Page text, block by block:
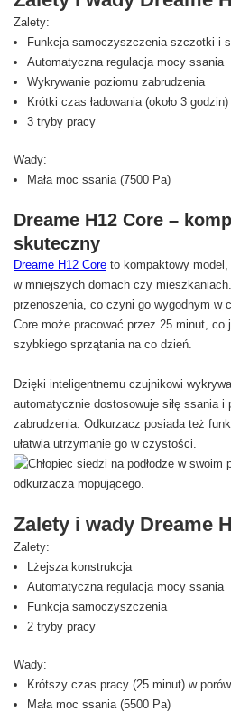
Zalety:
Funkcja samoczyszczenia szczotki i
Automatyczna regulacja mocy ssania
Wykrywanie poziomu zabrudzenia
Krótki czas ładowania (około 3 godzin)
3 tryby pracy
Wady:
Mała moc ssania (7500 Pa)
Dreame H12 Core –
skuteczny
Dreame H12 Core to kompaktowy
w mniejszych domach czy
przenoszenia, co czyni go wygodnym w
Core może pracować przez 25 minut, co
szybkiego sprzątania na co dzień.
Dzięki inteligentnemu czujnikowi
automatycznie dostosowuje siłę ssania i
zabrudzenia. Odkurzacz posiada też
ułatwia utrzymanie go w czystości.
Zalety i wady Dreame
Zalety:
Lżejsza konstrukcja
Automatyczna regulacja mocy ssania
Funkcja samoczyszczenia
2 tryby pracy
Wady:
Krótszy czas pracy (25 minut) w
Mała moc ssania (5500 Pa)